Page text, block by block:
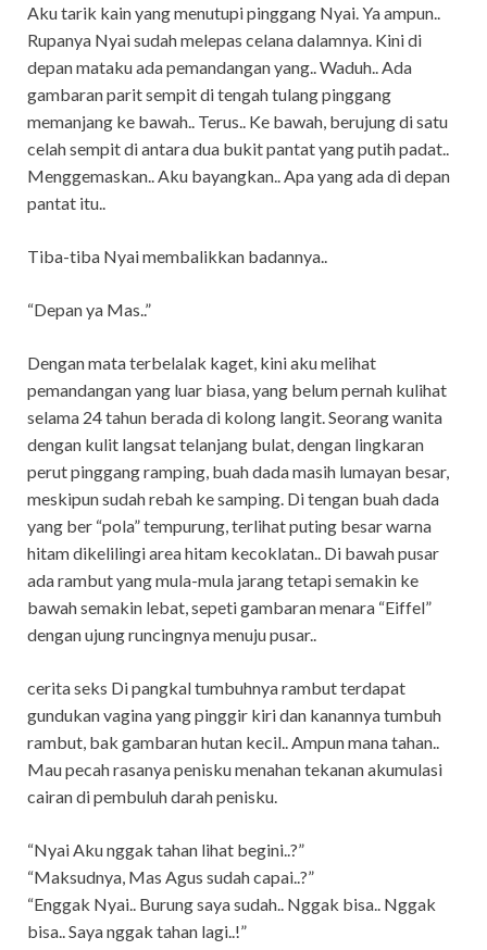
Aku tarik kain yang menutupi pinggang Nyai. Ya ampun..
Rupanya Nyai sudah melepas celana dalamnya. Kini di
depan mataku ada pemandangan yang.. Waduh.. Ada
gambaran parit sempit di tengah tulang pinggang
memanjang ke bawah.. Terus.. Ke bawah, berujung di satu
celah sempit di antara dua bukit pantat yang putih padat..
Menggemaskan.. Aku bayangkan.. Apa yang ada di depan
pantat itu..
Tiba-tiba Nyai membalikkan badannya..
“Depan ya Mas..”
Dengan mata terbelalak kaget, kini aku melihat
pemandangan yang luar biasa, yang belum pernah kulihat
selama 24 tahun berada di kolong langit. Seorang wanita
dengan kulit langsat telanjang bulat, dengan lingkaran
perut pinggang ramping, buah dada masih lumayan besar,
meskipun sudah rebah ke samping. Di tengan buah dada
yang ber “pola” tempurung, terlihat puting besar warna
hitam dikelilingi area hitam kecoklatan.. Di bawah pusar
ada rambut yang mula-mula jarang tetapi semakin ke
bawah semakin lebat, sepeti gambaran menara “Eiffel”
dengan ujung runcingnya menuju pusar..
cerita seks Di pangkal tumbuhnya rambut terdapat
gundukan vagina yang pinggir kiri dan kanannya tumbuh
rambut, bak gambaran hutan kecil.. Ampun mana tahan..
Mau pecah rasanya penisku menahan tekanan akumulasi
cairan di pembuluh darah penisku.
“Nyai Aku nggak tahan lihat begini..?”
“Maksudnya, Mas Agus sudah capai..?”
“Enggak Nyai.. Burung saya sudah.. Nggak bisa.. Nggak
bisa.. Saya nggak tahan lagi..!”